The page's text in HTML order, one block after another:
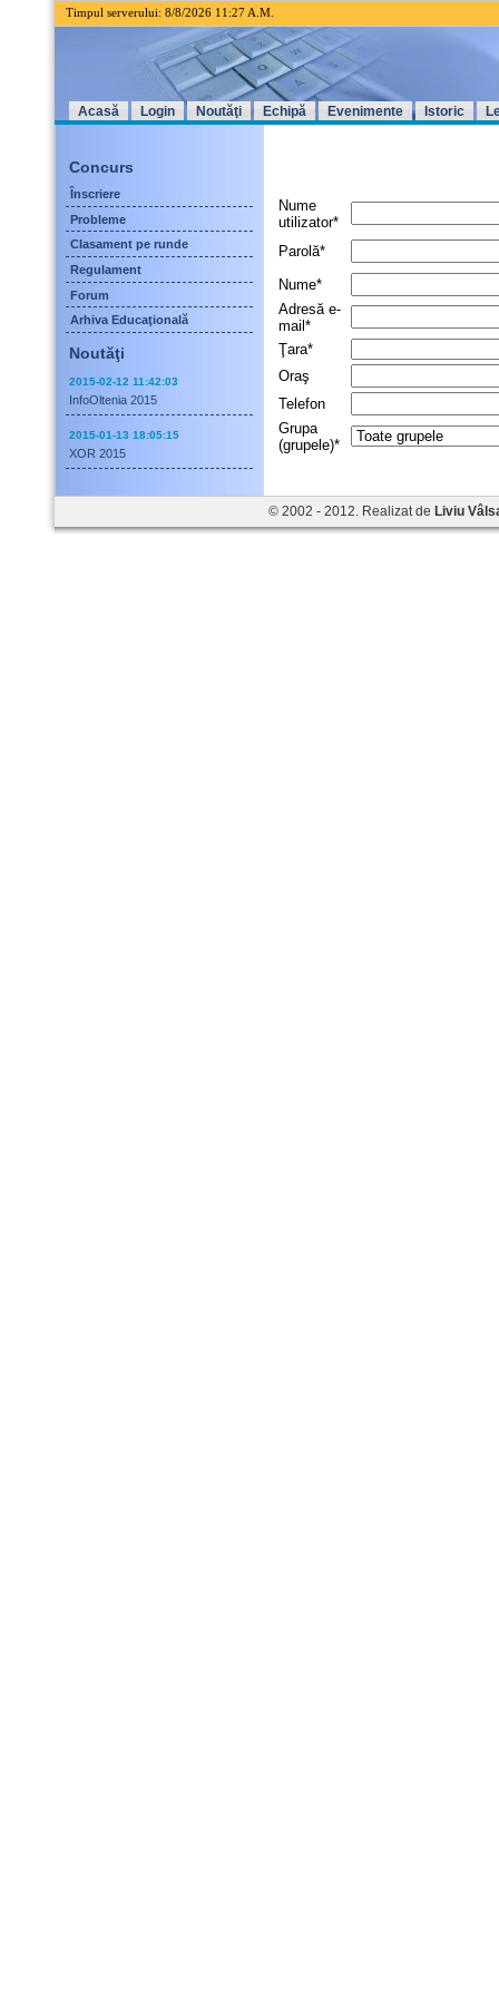
Timpul serverului: 8/8/2026 11 27 A.M.
Acasă Login Noutăţi Echipă Evenimente Istoric
Concurs
Înscriere
Probleme
Clasament pe runde
Regulament
Forum
Arhiva Educaţională
Noutăţi
2015-02-12 11:42:03
InfoOltenia 2015
2015-01-13 18:05:15
XOR 2015
Nume
utilizator*
Parolă*
Nume*
Adresă e-
mail*
Ţara*
Oraş
Telefon
Grupa
(grupele)*
© 2002 - 2012. Realizat de Liviu